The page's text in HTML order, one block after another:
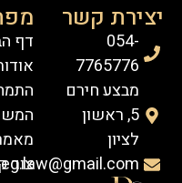
יצירת קשר
054-
7765776
מבצע חירם
5, ראשון
לציון
דף
אודות
צור